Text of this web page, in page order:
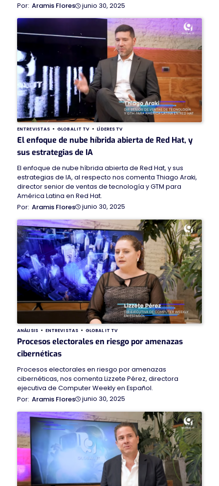
Aramis Flores
junio 30, 2025
ENTREVISTAS GLOBAL IT TV LÍDERES TV
El enfoque de nube híbrida abierta de Red Hat, y
sus estrategias de IA
El enfoque de nube híbrida abierta de Red Hat, y sus
estrategias de IA, al respecto nos comenta Thiago Araki,
director senior de ventas de tecnología y GTM para
América Latina en Red Hat.
Aramis Flores
junio 30, 2025
ANÁLISIS ENTREVISTAS GLOBAL IT TV
Procesos electorales en riesgo por amenazas
cibernéticas
Procesos electorales en riesgo por amenazas
cibernéticas, nos comenta Lizzete Pérez, directora
ejecutiva de Computer Weekly en Español.
Aramis Flores
junio 30, 2025